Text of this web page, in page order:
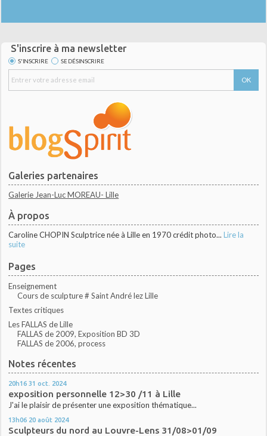
S'inscrire à ma newsletter
S'INSCRIRE SE DÉSINSCRIRE
Galeries partenaires
Galerie Jean-Luc MOREAU- Lille
À propos
Caroline CHOPIN Sculptrice née à Lille en 1970 crédit photo... Lire la
suite
Pages
Enseignement
Cours de sculpture # Saint André lez Lille
Textes critiques
Les FALLAS de Lille
FALLAS de 2009, Exposition BD 3D
FALLAS de 2006, process
Notes récentes
20h16 31 oct. 2024
exposition personnelle 12>30 /11 à Lille
J'ai le plaisir de présenter une exposition thématique...
13h06 20 août 2024
Sculpteurs du nord au Louvre-Lens 31/08>01/09